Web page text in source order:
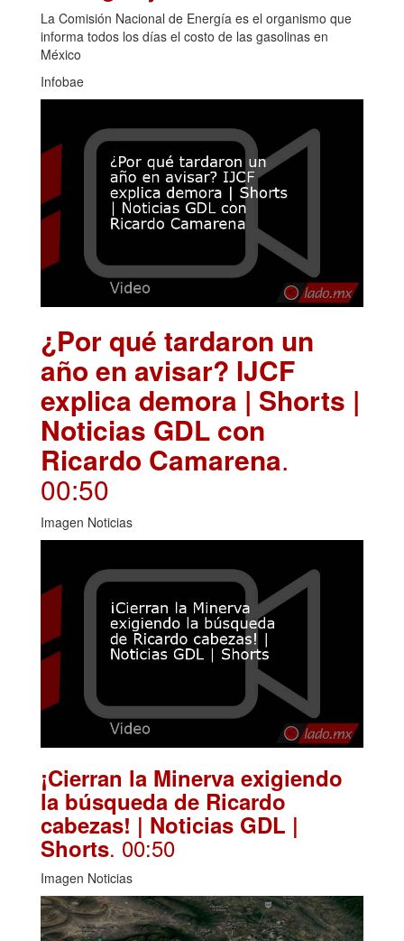
La Comisión Nacional de Energía es el organismo que
informa todos los días el costo de las gasolinas en
México
Infobae
¿Por qué tardaron un
año en avisar? IJCF
explica demora | Shorts |
Noticias GDL con
Ricardo Camarena.
00:50
Imagen Noticias
¡Cierran la Minerva exigiendo
la búsqueda de Ricardo
cabezas! | Noticias GDL |
Shorts. 00:50
Imagen Noticias